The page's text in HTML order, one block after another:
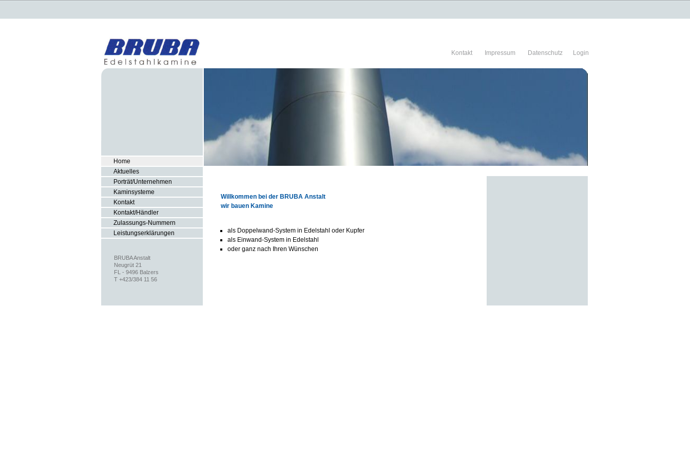
Kontakt Impressum Datenschutz Login
Home
Aktuelles
Porträt/Unternehmen
Kaminsysteme
Kontakt
Kontakt/Händler
Zulassungs-Nummern
Leistungserklärungen
Willkommen bei der BRUBA Anstalt
wir bauen Kamine
als Doppelwand-System in Edelstahl oder Kupfer
als Einwand-System in Edelstahl
oder ganz nach Ihren Wünschen
BRUBA Anstalt
Neugrüt 21
FL - 9496 Balzers
T +423/384 11 56